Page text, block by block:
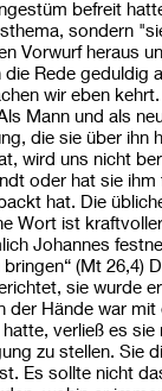
befreit
sondern
Vorwurf heraus
die Rede geduldig
wir eben
Mann und als
die sie über ihn
wird uns nicht
oder hat sie
hat. Die
Wort ist
Johannes
bringen“ (Mt 26,4)
sie wurde
der Hände war
hatte, verließ es
zu stellen. Sie
Es sollte nicht